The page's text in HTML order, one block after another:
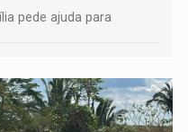
pede ajuda para